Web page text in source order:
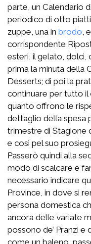
parte, un Calendario
periodico di otto
zuppe, una in brodo ,
corrispondente
esteri, il gelato, dolci,
prima la minuta della
Desserts; di poi la
continuare per tutto il
quanto offrono le
dettaglio della spesa
trimestre di Stagione
e così pel suo
Passerò quindi alla
modo di scalcare e
necessario indicare
Province, in dove si
persona domestica
ancora delle variate
possono de’ Pranzi e
come un baleno,